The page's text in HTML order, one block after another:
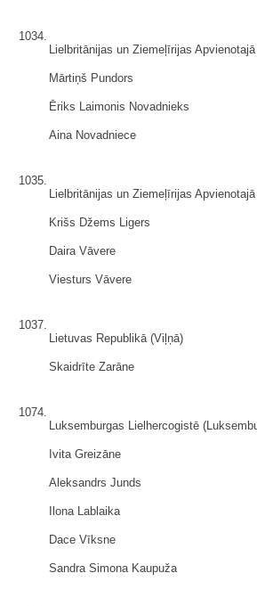
1034.
Lielbritānijas un Ziemeļīrijas
Mārtiņš Pundors
Ēriks Laimonis Novadnieks
Aina Novadniece
1035.
Lielbritānijas un Ziemeļīrijas
Krišs Džems Ligers
Daira Vāvere
Viesturs Vāvere
1037.
Lietuvas Republikā (Viļņā)
Skaidrīte Zarāne
1074.
Luksemburgas Lielhercogistē
Ivita Greizāne
Aleksandrs Junds
Ilona Lablaika
Dace Vīksne
Sandra Simona Kaupuža